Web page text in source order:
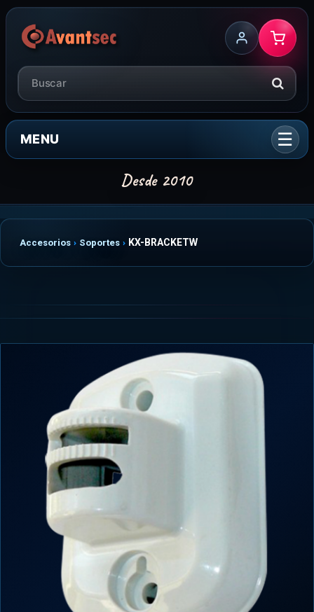
MENU
Accesorios Soportes KX-BRACKETW